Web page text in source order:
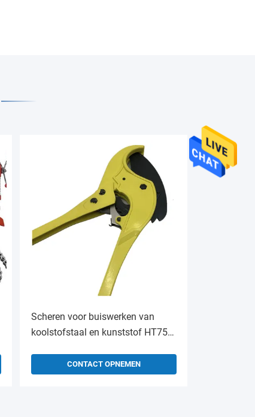
Scheren voor buiswerken van
koolstofstaal en kunststof HT75
CONTACT OPNEMEN